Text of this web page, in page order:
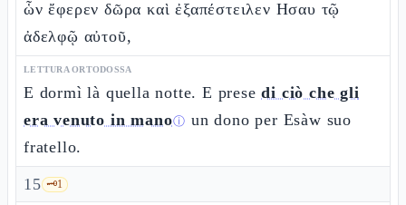
ὧν ἔφερεν δῶρα καὶ ἐξαπέστειλεν Ησαυ τῷ
ἀδελφῷ αὐτοῦ,
LETTURA ORTODOSSA
E dormì là quella notte. E presedi ciò che gli
era venuto in manoⓘ un dono per Esàw suo
fratello.
15 🗝️1